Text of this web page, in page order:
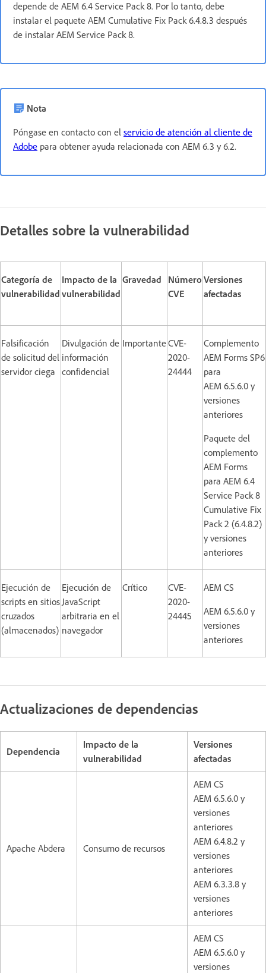
depende de AEM 6.4 Service Pack 8. Por lo tanto, debe
instalar el paquete AEM Cumulative Fix Pack 6.4.8.3 después
de instalar AEM Service Pack 8.
Nota
Póngase en contacto con el servicio de atención al cliente de
Adobe para obtener ayuda relacionada con AEM 6.3 y 6.2.
Detalles sobre la vulnerabilidad
Categoría de
vulnerabilidad
Impacto de la
vulnerabilidad
Gravedad
Número
CVE
Versiones
afectadas
Falsificación
de solicitud del
servidor ciega
Divulgación de
información
confidencial
ImportanteCVE-
2020-
24444
Complemento
AEM Forms SP6
para
AEM 6.5.6.0 y
versiones
anteriores
Paquete del
complemento
AEM Forms
para AEM 6.4
Service Pack 8
Cumulative Fix
Pack 2 (6.4.8.2)
y versiones
anteriores
Ejecución de
scripts en sitios
cruzados
(almacenados)
Ejecución de
JavaScript
arbitraria en el
navegador
Crítico
CVE-
2020-
24445
AEM CS
AEM 6.5.6.0 y
versiones
anteriores
Actualizaciones de dependencias
Dependencia
Impacto de la
vulnerabilidad
Versiones
afectadas
Apache Abdera Consumo de recursos
AEM CS
AEM 6.5.6.0 y
versiones
anteriores
AEM 6.4.8.2 y
versiones
anteriores
AEM 6.3.3.8 y
versiones
anteriores
AEM CS
AEM 6.5.6.0 y
versiones